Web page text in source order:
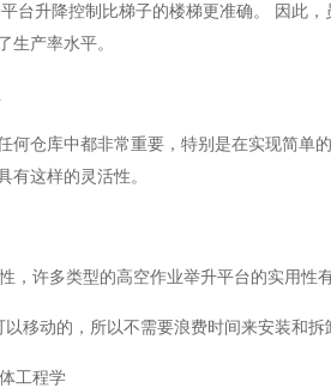
升降控制比梯子的楼梯更准确。 因此，
生产率水平。
库中都非常重要，特别是在实现简单的
有这样的灵活性。
，许多类型的高空作业举升平台的实用性
移动的，所以不需要浪费时间来安装和
工程学